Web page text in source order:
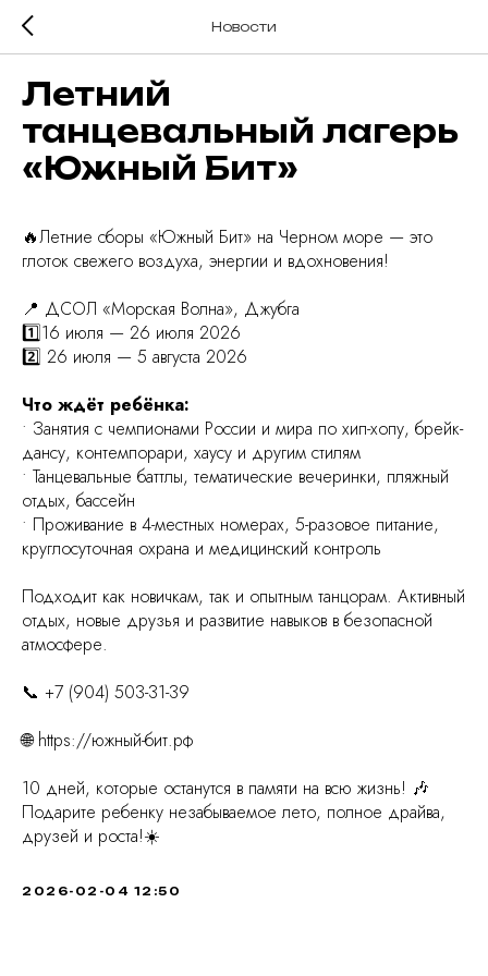
Новости
Летний
танцевальный лагерь
«Южный Бит»
🔥Летние сборы «Южный Бит» на Черном море — это
глоток свежего воздуха, энергии и вдохновения!
📍 ДСОЛ «Морская Волна», Джубга
1️⃣16 июля — 26 июля 2026
2️⃣ 26 июля — 5 августа 2026
Что ждёт ребёнка:
• Занятия с чемпионами России и мира по хип-хопу, брейк-
дансу, контемпорари, хаусу и другим стилям
• Танцевальные баттлы, тематические вечеринки, пляжный
отдых, бассейн
• Проживание в 4-местных номерах, 5-разовое питание,
круглосуточная охрана и медицинский контроль
Подходит как новичкам, так и опытным танцорам. Активный
отдых, новые друзья и развитие навыков в безопасной
атмосфере.
📞 +7 (904) 503-31-39
🌐 https://южный-бит.рф
10 дней, которые останутся в памяти на всю жизнь! 🎶
Подарите ребенку незабываемое лето, полное драйва,
друзей и роста!☀️
2026-02-04 12:50